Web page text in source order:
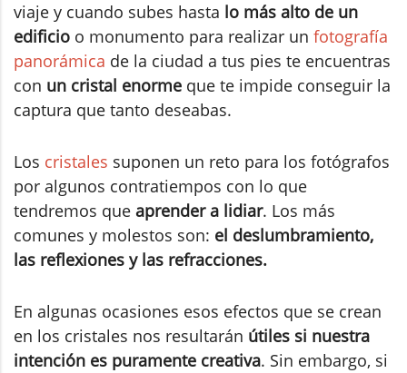
viaje y cuando subes hasta lo más alto de un
edificio o monumento para realizar un fotografía
panorámica de la ciudad a tus pies te encuentras
con un cristal enorme que te impide conseguir la
captura que tanto deseabas.
Los cristales suponen un reto para los fotógrafos
por algunos contratiempos con lo que
tendremos que aprender a lidiar. Los más
comunes y molestos son: el deslumbramiento,
las reflexiones y las refracciones.
En algunas ocasiones esos efectos que se crean
en los cristales nos resultarán útiles si nuestra
intención es puramente creativa. Sin embargo, si